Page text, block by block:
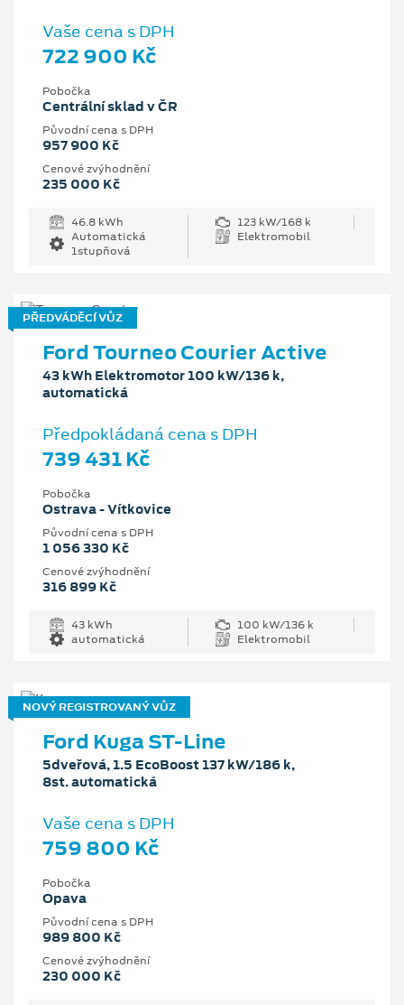
Vaše cena s DPH
722 900 Kč
Pobočka
Centrální sklad v ČR
Původní cena s DPH
957 900 Kč
Cenové zvýhodnění
235 000 Kč
46.8 kWh
123 kW/168 k
Automatická
1stupňová
Elektromobil
PŘEDVÁDĚCÍ VŮZ
Ford Tourneo Courier Active
43 kWh Elektromotor 100 kW/136 k,
automatická
Předpokládaná cena s DPH
739 431 Kč
Pobočka
Ostrava - Vítkovice
Původní cena s DPH
1 056 330 Kč
Cenové zvýhodnění
316 899 Kč
43 kWh
100 kW/136 k
automatická
Elektromobil
NOVÝ REGISTROVANÝ VŮZ
Ford Kuga ST-Line
5dveřová, 1.5 EcoBoost 137 kW/186 k,
8st. automatická
Vaše cena s DPH
759 800 Kč
Pobočka
Opava
Původní cena s DPH
989 800 Kč
Cenové zvýhodnění
230 000 Kč